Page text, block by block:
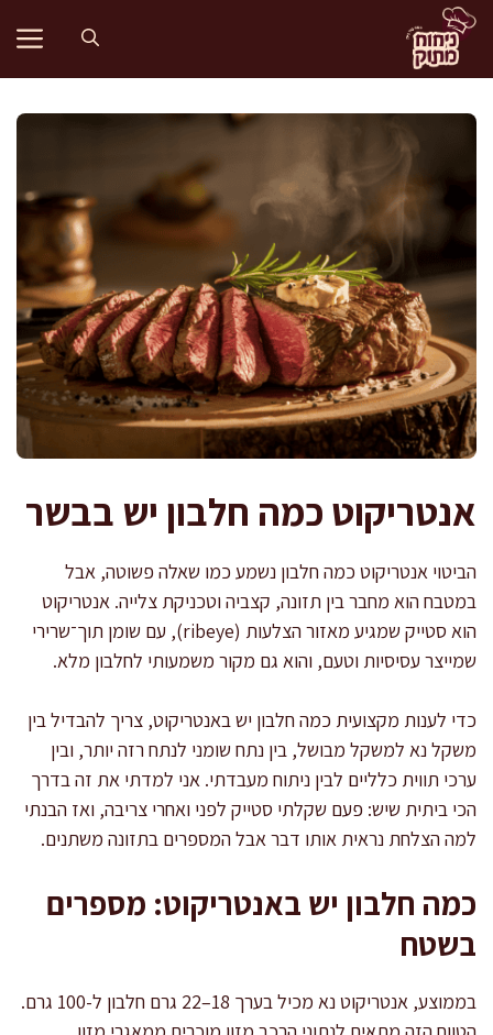
לדלג
לתוכן
אנטריקוט כמה חלבון יש בבשר
הביטוי אנטריקוט כמה חלבון נשמע כמו שאלה פשוטה, אבל
במטבח הוא מחבר בין תזונה, קצביה וטכניקת צלייה. אנטריקוט
הוא סטייק שמגיע מאזור הצלעות (ribeye), עם שומן תוך־שרירי
שמייצר עסיסיות וטעם, והוא גם מקור משמעותי לחלבון מלא.
כדי לענות מקצועית כמה חלבון יש באנטריקוט, צריך להבדיל בין
משקל נא למשקל מבושל, בין נתח שומני לנתח רזה יותר, ובין
ערכי תווית כלליים לבין ניתוח מעבדתי. אני למדתי את זה בדרך
הכי ביתית שיש: פעם שקלתי סטייק לפני ואחרי צריבה, ואז הבנתי
למה הצלחת נראית אותו דבר אבל המספרים בתזונה משתנים.
כמה חלבון יש באנטריקוט: מספרים
בשטח
בממוצע, אנטריקוט נא מכיל בערך 18–22 גרם חלבון ל-100 גרם.